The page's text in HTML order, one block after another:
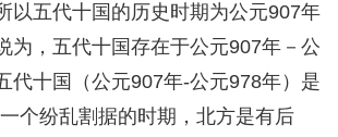
以五代十国的历史时期为公元907年
为，五代十国存在于公元907年－公
代十国（公元907年-公元978年）是
个纷乱割据的时期，北方是有后